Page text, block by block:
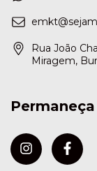
Rua João
Miragem,